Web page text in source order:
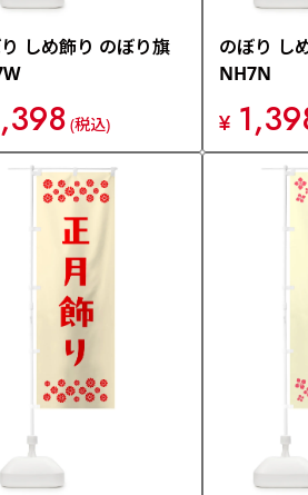
しめ飾り のぼり旗
(税込)
のぼり し
NH7N
¥